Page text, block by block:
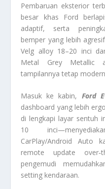
Pembaruan eksterior
besar khas Ford
adaptif, serta
bemper yang lebih
Velg alloy 18–20 inci
Metal Grey Metallic
tampilannya tetap
Masuk ke kabin, Ford
dashboard yang lebih
di lengkapi layar sentuh
10
CarPlay/Android Auto
remote update
pengemudi
setting kendaraan.